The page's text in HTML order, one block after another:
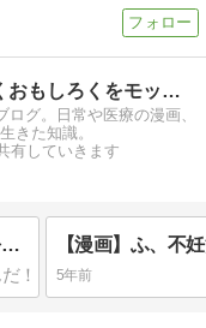
医学の素 わかりやすくおもしろくをモットーに
グ。日常や医療の漫画、
きた知識。
有していきます
【医師必見】オンライン診療の資格を取ろう 【漫画】ふ、不
5年前